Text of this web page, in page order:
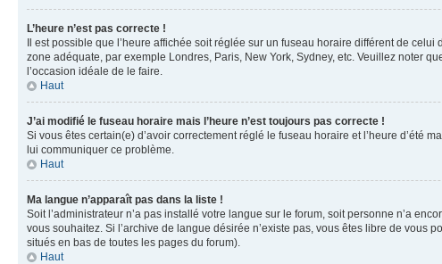
L’heure n’est pas correcte !
Il est possible que l’heure affichée soit réglée sur un fuseau horaire différent de
zone adéquate, par exemple Londres, Paris, New York, Sydney, etc. Veuillez noter
l’occasion idéale de le faire.
Haut
J’ai modifié le fuseau horaire mais l’heure n’est toujours pas correcte !
Si vous êtes certain(e) d’avoir correctement réglé le fuseau horaire et l’heure d’été
lui communiquer ce problème.
Haut
Ma langue n’apparaît pas dans la liste !
Soit l’administrateur n’a pas installé votre langue sur le forum, soit personne n’a
vous souhaitez. Si l’archive de langue désirée n’existe pas, vous êtes libre de
situés en bas de toutes les pages du forum).
Haut